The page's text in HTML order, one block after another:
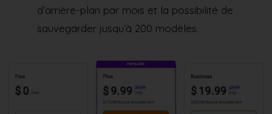
d’arrière-plan par mois et la possibilité de
sauvegarder jusqu’à 200 modèles.